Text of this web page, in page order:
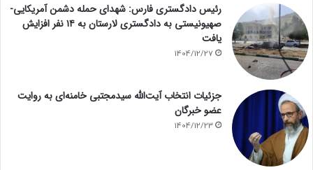
رئیس دادگستری فارس: شهدای حمله دشمن آمریکایی-
صهیونیستی به دادگستری لارستان به ۱۴ نفر افزایش
یافت
1404/12/27
جزئیات انتخاب آیت‌الله سیدمجتبی خامنه‌ای به روایت
عضو خبرگان
1404/12/23